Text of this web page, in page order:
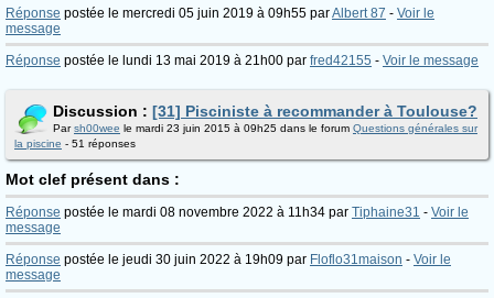
Réponse postée le mercredi 05 juin 2019 à 09h55 parAlbert 87 - Voir le
message
Réponse postée le lundi 13 mai 2019 à 21h00 par fred42155 - Voir le message
Discussion : [31] Pisciniste à recommander à Toulouse?
Parsh00wee le mardi 23 juin 2015 à 09h25 dans le forum Questions générales sur
la piscine - 51 réponses
Mot clef présent dans :
Réponse postée le mardi 08 novembre 2022 à 11h34 par Tiphaine31 - Voir le
message
Réponse postée le jeudi 30 juin 2022 à 19h09 par Floflo31maison - Voir le
message